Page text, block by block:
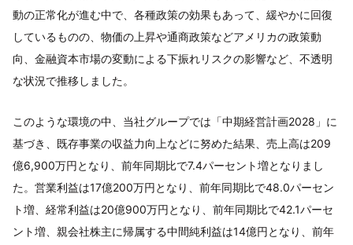
動の正常化が進む中で、各種政策の効果もあって、緩やかに回復
しているものの、物価の上昇や通商政策などアメリカの政策動
向、金融資本市場の変動による下振れリスクの影響など、不透明
な状況で推移しました。
このような環境の中、当社グループでは「中期経営計画2028」に
基づき、既存事業の収益力向上などに努めた結果、売上高は209
億6,900万円となり、前年同期比で7.4パーセント増となりまし
た。営業利益は17億200万円となり、前年同期比で48.0パーセン
ト増、経常利益は20億900万円となり、前年同期比で42.1パーセ
ント増、親会社株主に帰属する中間純利益は14億円となり、前年